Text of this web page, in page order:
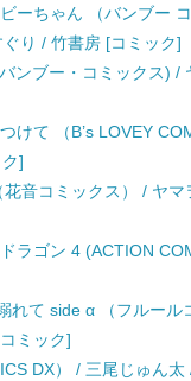
ーちゃん （バンブー
り / 竹書房 [コミック]
ンブー・コミックス) /
けて （B’s LOVEY
]
音コミックス） / ヤマ
ラゴン 4 (ACTION
れて side α （フルール
ミック]
DX） / 三尾じゅん太